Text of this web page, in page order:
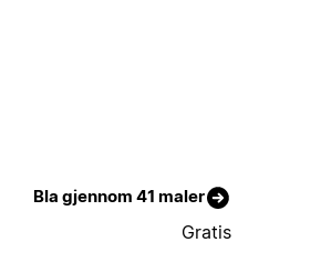
Bla gjennom 41 maler
Gratis